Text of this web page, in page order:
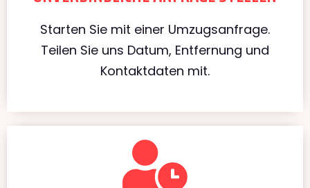
Starten Sie mit einer Umzugsanfrage.
Teilen Sie uns Datum, Entfernung und
Kontaktdaten mit.